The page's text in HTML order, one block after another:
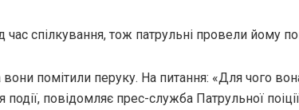
час спілкування, тож патрульні провели йому
помітили перуку. На питання: «Для чого
події, повідомляє прес-служба Патрульної